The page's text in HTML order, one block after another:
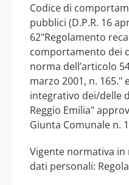
Codice di
pubblici (D.P.R. 16
62"Regolamento
comportamento dei
norma dell’articolo
marzo 2001, n.
integrativo dei/delle
Reggio Emilia"
Giunta Comunale n.
Vigente normativa
dati personali: